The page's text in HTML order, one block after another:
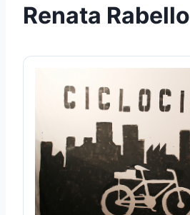
Renata Rabello